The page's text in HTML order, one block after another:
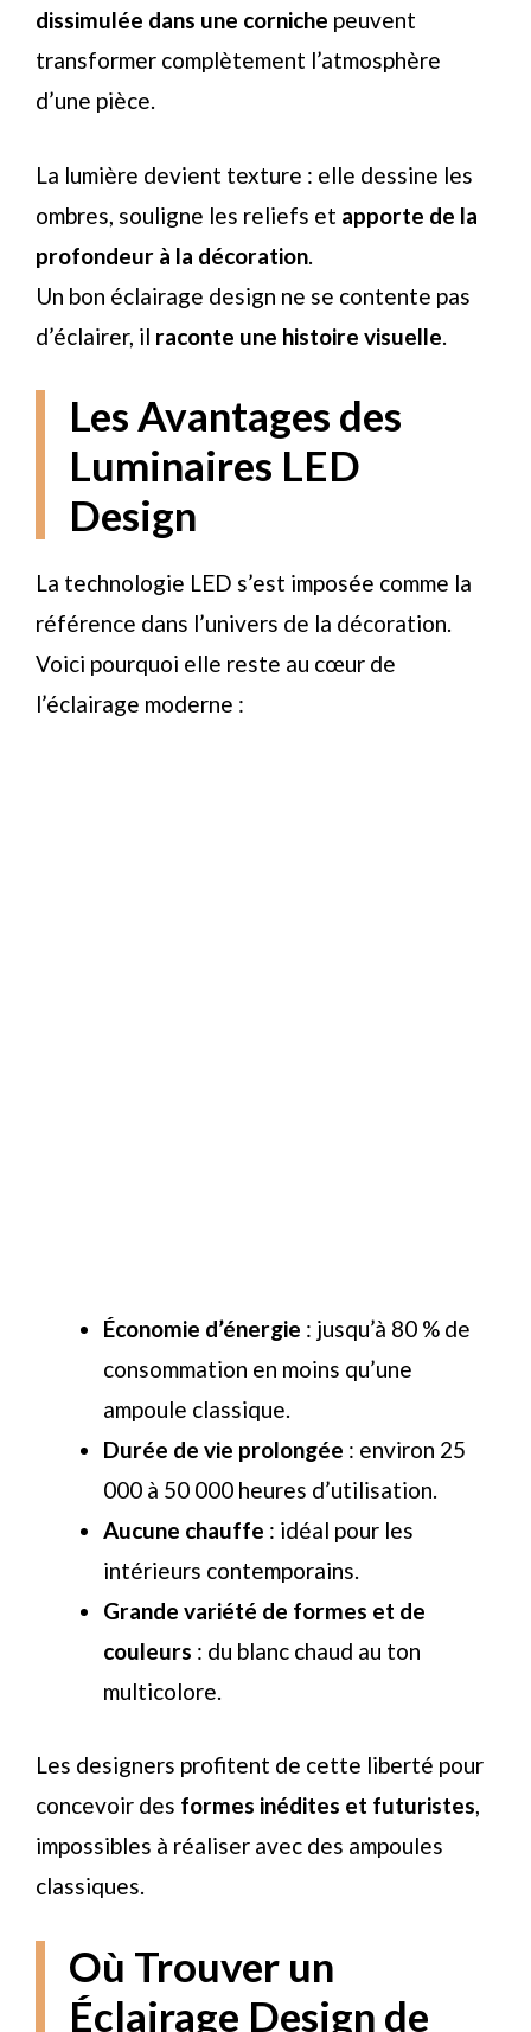
dissimulée dans une corniche peuvent
transformer complètement l’atmosphère
d’une pièce.
La lumière devient texture : elle dessine les
ombres, souligne les reliefs et apporte de la
profondeur à la décoration
Un bon éclairage design ne se contente pas
d’éclairer, il raconte une histoire visuelle
Les Avantages des
Luminaires LED
Design
La technologie LED s’est imposée comme la
référence dans l’univers de la décoration.
Voici pourquoi elle reste au cœur de
l’éclairage moderne :
Économie d’énergie : jusqu’à 80 % de
consommation en moins qu’une
ampoule classique.
Durée de vie prolongée : environ 25
000 à 50 000 heures d’utilisation.
Aucune chauffe : idéal pour les
intérieurs contemporains.
Grande variété de formes et de
couleurs : du blanc chaud au ton
multicolore.
Les designers profitent de cette liberté pour
concevoir des formes inédites et futuristes,
impossibles à réaliser avec des ampoules
classiques.
Où Trouver un
Éclairage Design de